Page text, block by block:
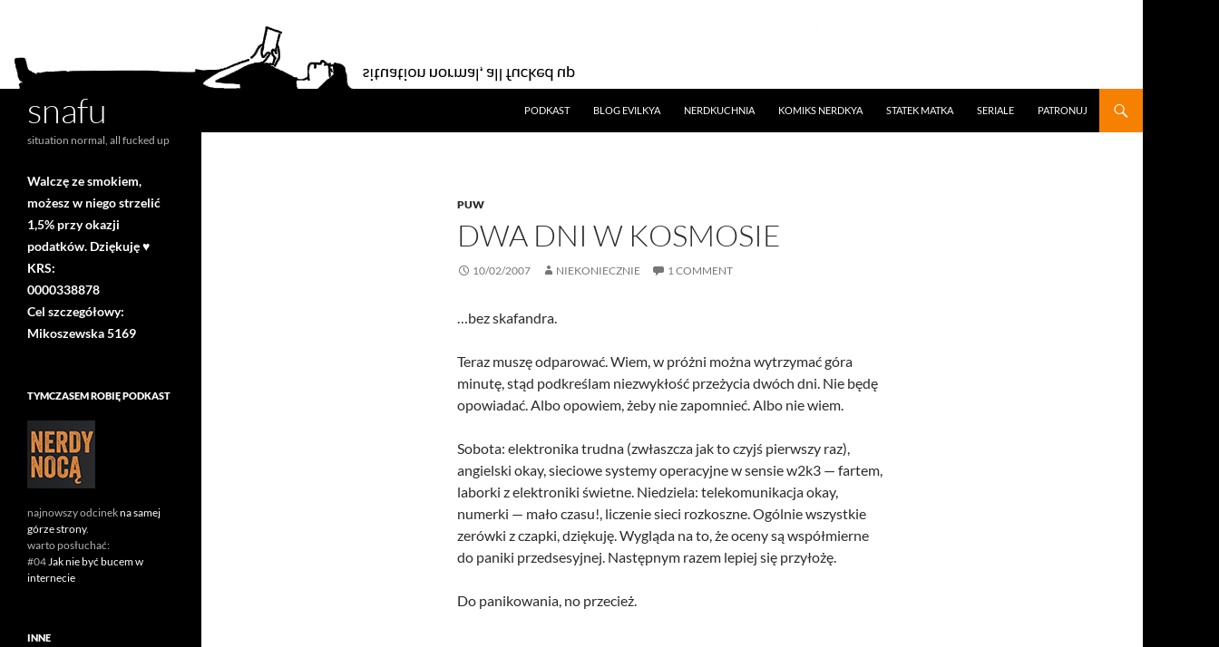
snafu
PODKAST
BLOG EVILKYA NERDKUCHNIA KOMIKS NERDKYA STATEK MATKA SERIALE PATRONUJ
PUW
DWA DNI W KOSMOSIE
10/02/2007 NIEKONIECZNIE 1 COMMENT
…bez skafandra.
Teraz muszę odparować. Wiem, w próżni można wytrzymać góra
minutę, stąd podkreślam niezwykłość przeżycia dwóch dni. Nie będę
opowiadać. Albo opowiem, żeby nie zapomnieć. Albo nie wiem.
Sobota: elektronika trudna (zwłaszcza jak to czyjś pierwszy raz),
angielski okay, sieciowe systemy operacyjne w sensie w2k3 — fartem,
laborki z elektroniki świetne. Niedziela: telekomunikacja okay,
numerki — mało czasu!, liczenie sieci rozkoszne. Ogólnie wszystkie
zerówki z czapki, dziękuję. Wygląda na to, że oceny są współmierne
do paniki przedsesyjnej. Następnym razem lepiej się przyłożę.
Do panikowania, no przecież.
situation normal, all fucked up
Walczę ze smokiem,
możesz w niego strzelić
1,5% przy okazji
podatków. Dziękuję ♥
KRS:
0000338878
Cel szczegółowy:
Mikoszewska 5169
TYMCZASEM ROBIĘ PODKAST
najnowszy odcinekna samej
górze strony.
warto posłuchać:
#04Jak nie być bucem w
internecie
INNE